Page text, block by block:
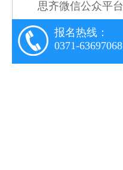
思齐微信公众平台
报名热线：
0371-63697068